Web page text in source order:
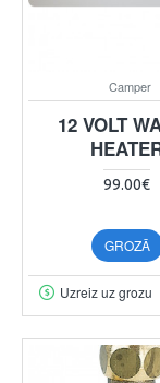
Camper
12 VOLT
99.00€
GROZĀ
Uzreiz uz grozu